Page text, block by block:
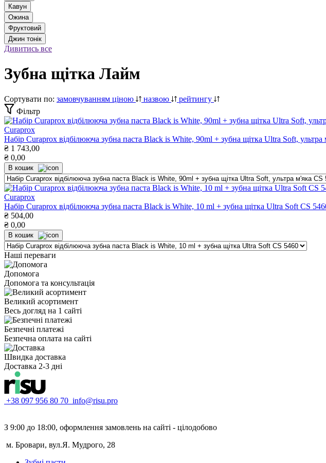
Кавун
Ожина
Фруктовий
Джин тонік
Дивитись все
Зубна щітка Лайм
Сортувати по: замовчуванням ціною назвою
рейтингу
Фільтр
Curaprox
Набір Curaprox відбілююча зубна паста Black is White, 90ml + зубна щітка Ultra Soft, ультра
₴ 1 743,00
₴ 0,00
В кошик
Curaprox
Набір Curaprox відбілююча зубна паста Black is White, 10 ml + зубна щітка Ultra Soft CS
₴ 504,00
₴ 0,00
В кошик
Наші переваги
Допомога
Допомога та консультація
Великий асортимент
Весь догляд на 1 сайті
Безпечні платежі
Безпечна оплата на сайті
Швидка доставка
Доставка 2-3 дні
+38 097 956 80 70 info@risu.pro
З 9:00 до 18:00, оформлення замовлень на сайті - цілодобово
м. Бровари, вул.Я. Мудрого, 28